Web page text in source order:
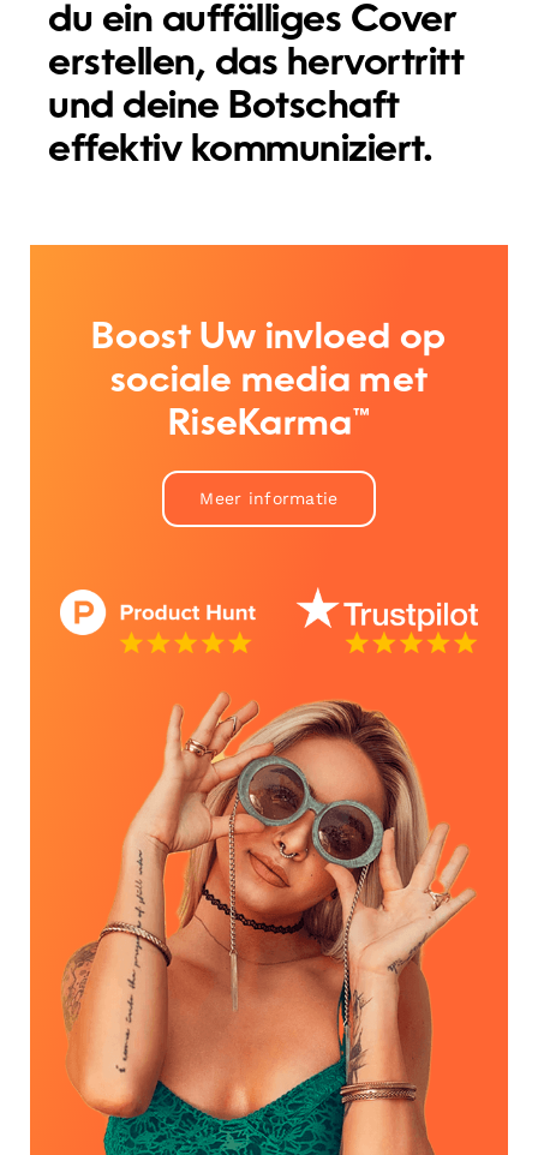
du ein auffälliges Cover
erstellen, das hervortritt
und deine Botschaft
effektiv kommuniziert.
Boost Uw invloed op
sociale media met
RiseKarma™
Meer informatie